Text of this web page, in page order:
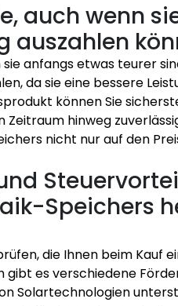
auch wenn
auszahlen
anfangs etwas teurer
da sie eine bessere
können Sie
hinweg
nicht nur auf den
Speichers
die Ihnen beim Kauf
gibt es verschiedene
Solartechnologien